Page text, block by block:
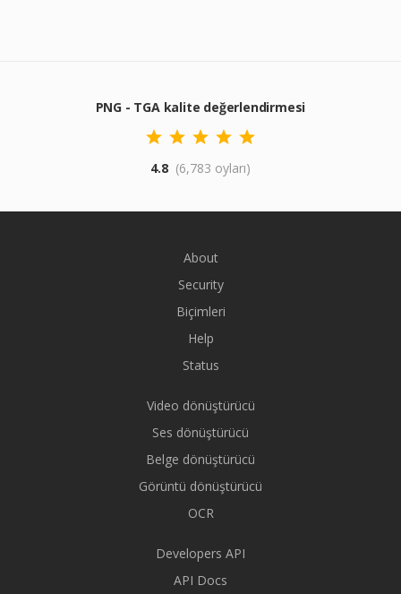
PNG - TGA kalite değerlendirmesi
4.8 (6,783 oyları)
About
Security
Biçimleri
Help
Status
Video dönüştürücü
Ses dönüştürücü
Belge dönüştürücü
Görüntü dönüştürücü
OCR
Developers API
API Docs